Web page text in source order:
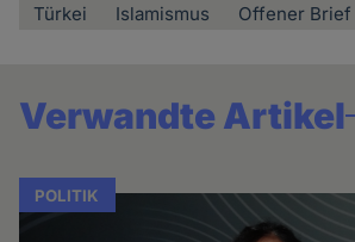
Türkei
Islamismus Offener Brief
Verwandte Artikel
POLITIK